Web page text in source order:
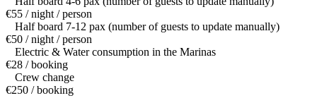
€55 / night / person
Half board 7-12 pax (number of guests to update manually)
€50 / night / person
Electric & Water consumption in the Marinas
€28 / booking
Crew change
€250 / booking